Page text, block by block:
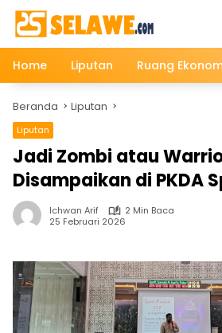
Langsung
konten
Home
Liputan Ruang
Beranda Liputan
Liputan
Jadi Zombi atau
Disampaikan di PKDA
Ichwan Arif
2 Min Baca
25 Februari 2026